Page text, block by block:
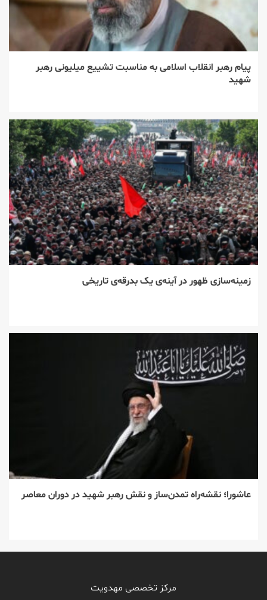
پیام رهبر انقلاب اسلامی به مناسبت تشییع میلیونی رهبر
شهید
زمینه‌سازی ظهور در آینه‌ی یک بدرقه‌ی تاریخی
عاشورا؛ نقشه‌راه تمدن‌ساز و نقش رهبر شهید در دوران معاصر
مرکز تخصصی مهدویت